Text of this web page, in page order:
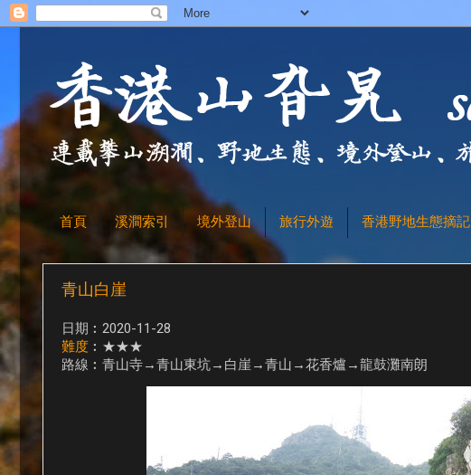
首頁 溪澗索引 境外登山 旅行外遊 香港野地生態摘記
青山白崖
日期︰2020-11-28
難度 ︰★★★
路線︰青山寺→青山東坑→白崖→青山→花香爐→龍鼓灘南朗